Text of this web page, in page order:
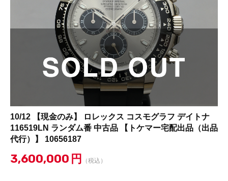
10/12 【現金のみ】 ロレックス コスモグラフ デイトナ
116519LN ランダム番 中古品 【トケマー宅配出品（出品
代行）】 10656187
3,600,000 円 （税込）